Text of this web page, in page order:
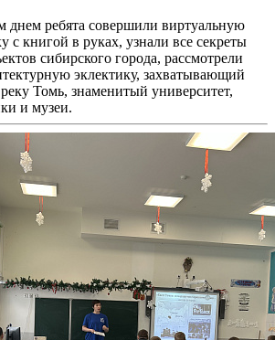
днем ребята совершили виртуальную
с книгой в руках, узнали все секреты
сибирского города, рассмотрели
эклектику, захватывающий
Томь, знаменитый университет,
и музеи.